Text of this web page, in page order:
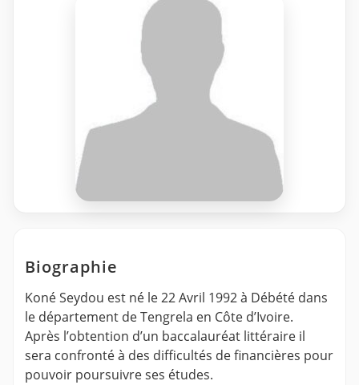
Biographie
Koné Seydou est né le 22 Avril 1992 à Débété dans
le département de Tengrela en Côte d’Ivoire.
Après l’obtention d’un baccalauréat littéraire il
sera confronté à des difficultés de financières pour
pouvoir poursuivre ses études.